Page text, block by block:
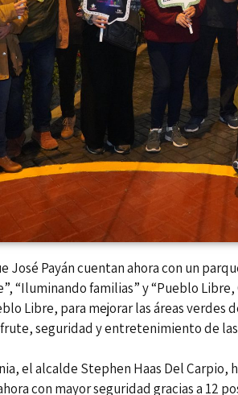
José Payán cuentan ahora con un
“Iluminando familias” y “Pueblo
Libre, para mejorar las áreas verdes
seguridad y entretenimiento de
el alcalde Stephen Haas Del
con mayor seguridad gracias a 12